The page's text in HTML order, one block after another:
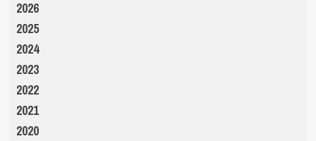
2026
2025
2024
2023
2022
2021
2020